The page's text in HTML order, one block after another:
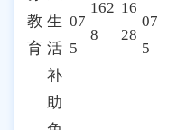
教
育
生
活
补
助
07
5
162
8
16
28
07
5